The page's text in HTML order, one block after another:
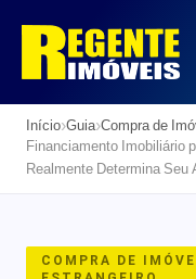
Início›Guia›Compra de
Financiamento Imobiliário
Realmente Determina Seu
COMPRA DE